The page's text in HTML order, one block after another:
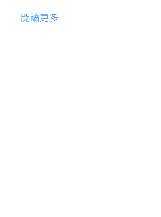
閱讀更多